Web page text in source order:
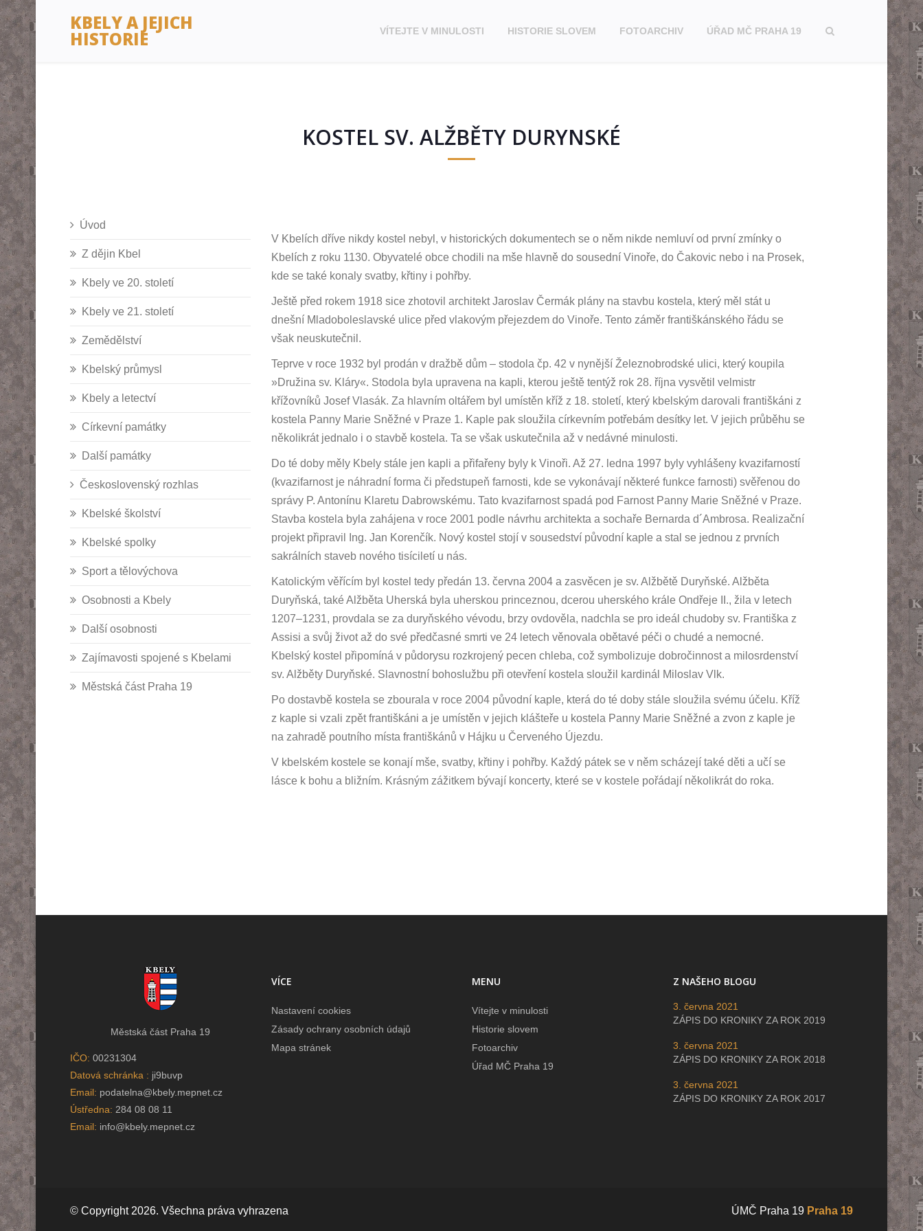
KBELY A JEJICH
HISTORIE VÍTEJTE V MINULOSTI HISTORIE SLOVEM FOTOARCHIV ÚŘAD MČ PRAHA 19
KOSTEL SV. ALŽBĚTY DURYNSKÉ
Úvod
Z dějin Kbel
Kbely ve 20. století
Kbely ve 21. století
Zemědělství
Kbelský průmysl
Kbely a letectví
Církevní památky
Další památky
Československý rozhlas
Kbelské školství
Kbelské spolky
Sport a tělovýchova
Osobnosti a Kbely
Další osobnosti
Zajímavosti spojené s Kbelami
Městská část Praha 19
V Kbelích dříve nikdy kostel nebyl, v historických dokumentech se o něm nikde nemluví od první zmínky o
Kbelích z roku 1130. Obyvatelé obce chodili na mše hlavně do sousední Vinoře, do Čakovic nebo i na Prosek,
kde se také konaly svatby, křtiny i pohřby.
Ještě před rokem 1918 sice zhotovil architekt Jaroslav Čermák plány na stavbu kostela, který měl stát u
dnešní Mladoboleslavské ulice před vlakovým přejezdem do Vinoře. Tento záměr františkánského řádu se
však neuskutečnil.
Teprve v roce 1932 byl prodán v dražbě dům – stodola čp. 42 v nynější Železnobrodské ulici, který koupila
»Družina sv. Kláry«. Stodola byla upravena na kapli, kterou ještě tentýž rok 28. října vysvětil velmistr
křížovníků Josef Vlasák. Za hlavním oltářem byl umístěn kříž z 18. století, který kbelským darovali františkáni z
kostela Panny Marie Sněžné v Praze 1. Kaple pak sloužila církevním potřebám desítky let. V jejich průběhu se
několikrát jednalo i o stavbě kostela. Ta se však uskutečnila až v nedávné minulosti.
Do té doby měly Kbely stále jen kapli a přifařeny byly k Vinoři. Až 27. ledna 1997 byly vyhlášeny kvazifarností
(kvazifarnost je náhradní forma či předstupeň farnosti, kde se vykonávají některé funkce farnosti) svěřenou do
správy P. Antonínu Klaretu Dabrowskému. Tato kvazifarnost spadá pod Farnost Panny Marie Sněžné v Praze.
Stavba kostela byla zahájena v roce 2001 podle návrhu architekta a sochaře Bernarda d´Ambrosa. Realizační
projekt připravil Ing. Jan Korenčík. Nový kostel stojí v sousedství původní kaple a stal se jednou z prvních
sakrálních staveb nového tisíciletí u nás.
Katolickým věřícím byl kostel tedy předán 13. června 2004 a zasvěcen je sv. Alžbětě Duryňské. Alžběta
Duryňská, také Alžběta Uherská byla uherskou princeznou, dcerou uherského krále Ondřeje II., žila v letech
1207–1231, provdala se za duryňského vévodu, brzy ovdověla, nadchla se pro ideál chudoby sv. Františka z
Assisi a svůj život až do své předčasné smrti ve 24 letech věnovala obětavé péči o chudé a nemocné.
Kbelský kostel připomíná v půdorysu rozkrojený pecen chleba, což symbolizuje dobročinnost a milosrdenství
sv. Alžběty Duryňské. Slavnostní bohoslužbu při otevření kostela sloužil kardinál Miloslav Vlk.
Po dostavbě kostela se zbourala v roce 2004 původní kaple, která do té doby stále sloužila svému účelu. Kříž
z kaple si vzali zpět františkáni a je umístěn v jejich klášteře u kostela Panny Marie Sněžné a zvon z kaple je
na zahradě poutního místa františkánů v Hájku u Červeného Újezdu.
V kbelském kostele se konají mše, svatby, křtiny i pohřby. Každý pátek se v něm scházejí také děti a učí se
lásce k bohu a bližním. Krásným zážitkem bývají koncerty, které se v kostele pořádají několikrát do roka.
Městská část Praha 19
IČO: 00231304
Datová schránka : ji9buvp
Email: podatelna@kbely.mepnet.cz
Ústředna: 284 08 08 11
Email: info@kbely.mepnet.cz
VÍCE
Nastavení cookies
Zásady ochrany osobních údajů
Mapa stránek
MENU
Vítejte v minulosti
Historie slovem
Fotoarchiv
Úřad MČ Praha 19
Z NAŠEHO BLOGU
ZÁPIS DO KRONIKY ZA ROK 2019
3. června 2021
ZÁPIS DO KRONIKY ZA ROK 2018
3. června 2021
ZÁPIS DO KRONIKY ZA ROK 2017
3. června 2021
© Copyright 2026. Všechna práva vyhrazena ÚMČ Praha 19 Praha 19